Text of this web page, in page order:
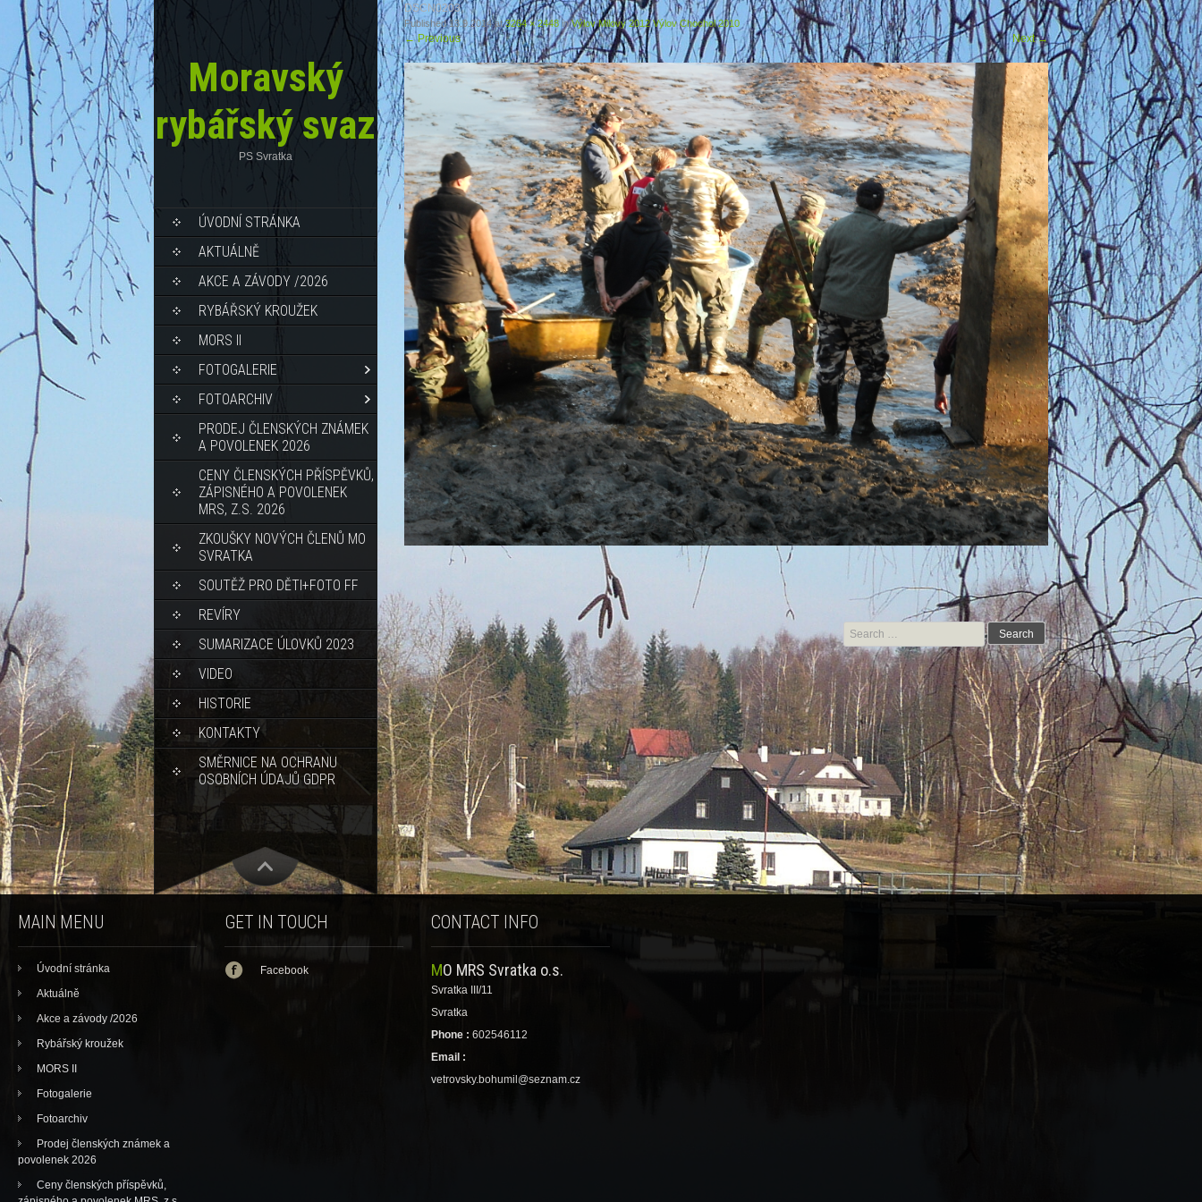
Moravský
rybářský svaz
PS Svratka
ÚVODNÍ STRÁNKA
AKTUÁLNĚ
AKCE A ZÁVODY /2026
RYBÁŘSKÝ KROUŽEK
MORS II
FOTOGALERIE
FOTOARCHIV
PRODEJ ČLENSKÝCH ZNÁMEK
A POVOLENEK 2026
CENY ČLENSKÝCH PŘÍSPĚVKŮ,
ZÁPISNÉHO A POVOLENEK
MRS, Z.S. 2026
ZKOUŠKY NOVÝCH ČLENŮ MO
SVRATKA
SOUTĚŽ PRO DĚTI+FOTO FF
REVÍRY
SUMARIZACE ÚLOVKŮ 2023
VIDEO
HISTORIE
KONTAKTY
SMĚRNICE NA OCHRANU
OSOBNÍCH ÚDAJŮ GDPR
DSCN0203
Published13.9.2014at3264 × 2448inVýlov Milovy 2012 Výlov Chochol 2010
←Previous Next→
Search for:
MAIN MENU
Úvodní stránka
Aktuálně
Akce a závody /2026
Rybářský kroužek
MORS II
Fotogalerie
Fotoarchiv
Prodej členských známek a
povolenek 2026
Ceny členských příspěvků,
GET IN TOUCH
Facebook
CONTACT INFO
MO MRS Svratka o.s.
Svratka III/11
Svratka
Phone : 602546112
Email :
vetrovsky.bohumil@seznam.cz